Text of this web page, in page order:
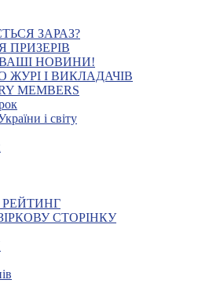
ЗАРАЗ?
ПРИЗЕРІВ
НОВИНИ!
І ВИКЛАДАЧІВ
MEMBERS
і світу
РЕЙТИНГ
СТОРІНКУ